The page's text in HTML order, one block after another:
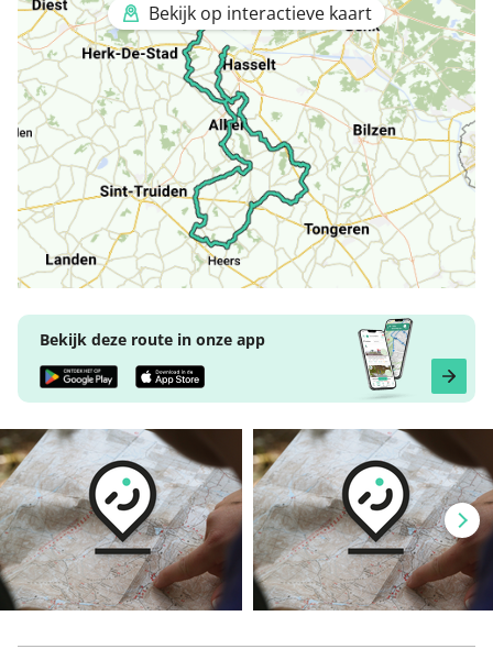
Bekijk op interactieve kaart
Bekijk deze route in onze app